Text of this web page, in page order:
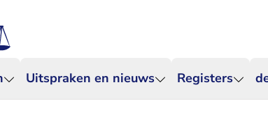
Uitspraken en nieuws Registers